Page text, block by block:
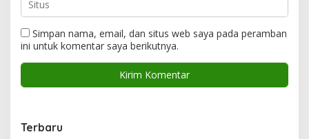
Simpan nama, email, dan situs web saya pada peramban
ini untuk komentar saya berikutnya.
Terbaru